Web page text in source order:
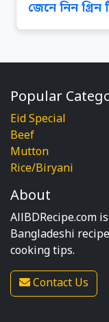
জেনে নিন
Popular
Eid Special
Beef
Mutton
Rice/Biryani
About
AllBDRecipe.com
Bangladeshi
cooking tips.
Contact Us